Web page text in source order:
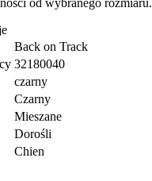
od wybranego rozmiaru.
Back on Track
32180040
czarny
Czarny
Mieszane
Dorośli
Chien